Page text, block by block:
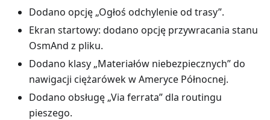
Dodano opcję „Ogłoś odchylenie od trasy”.
Ekran startowy: dodano opcję przywracania stanu
OsmAnd z pliku.
Dodano klasy „Materiałów niebezpiecznych” do
nawigacji ciężarówek w Ameryce Północnej.
Dodano obsługę „Via ferrata” dla routingu
pieszego.